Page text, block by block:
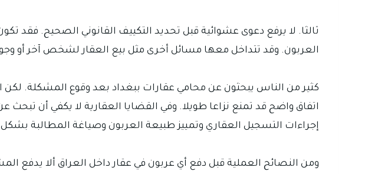
ثالثا. لا يرفع دعوى عشوائية قبل تحديد التكييف القانوني الصحيح.
العربون. وقد تتداخل معها مسائل أخرى مثل بيع العقار لشخص آخر أو
كثير من الناس يبحثون عن محامي عقارات ببغداد بعد وقوع المشكلة.
اتفاق واضح قد تمنع نزاعا طويلا. وفي القضايا العقارية لا يكفي أن
إجراءات التسجيل العقاري وتمييز طبيعة العربون وصياغة المطالبة
ومن النصائح العملية قبل دفع أي عربون في عقار داخل العراق ألا يدفع